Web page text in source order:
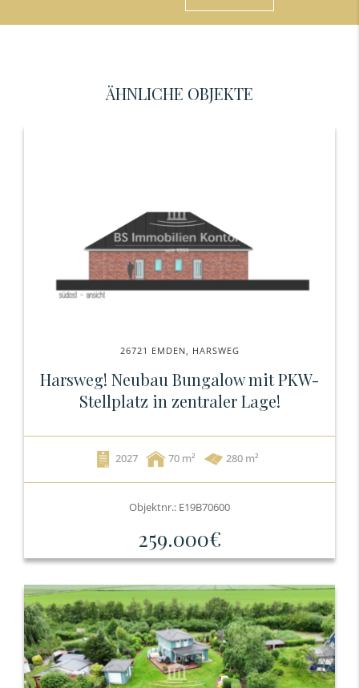
ÄHNLICHE OBJEKTE
26721 EMDEN, HARSWEG
Harsweg! Neubau Bungalow mit PKW-
Stellplatz in zentraler Lage!
2027 70 280 m²
Objektnr.: E19B70600
259.000€